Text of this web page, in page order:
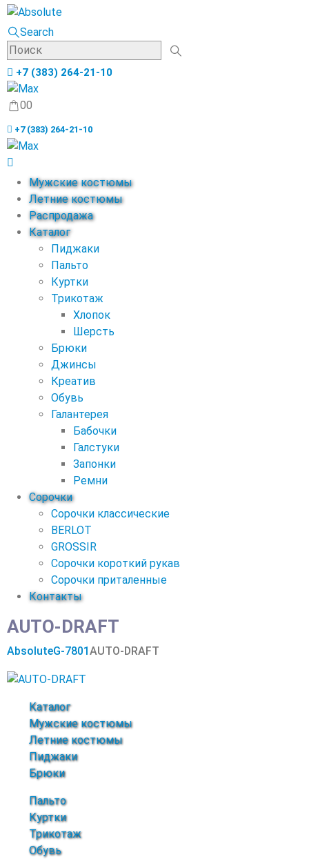
Search
+7 (383) 264-21-10
00
+7 (383) 264-21-10
Мужские костюмы
Летние костюмы
Распродажа
Каталог
Пиджаки
Пальто
Куртки
Трикотаж
Хлопок
Шерсть
Брюки
Джинсы
Креатив
Обувь
Галантерея
Бабочки
Галстуки
Запонки
Ремни
Сорочки
Сорочки классические
BERLOT
GROSSIR
Сорочки короткий рукав
Сорочки приталенные
Контакты
AUTO-DRAFT
AbsoluteG-7801AUTO-DRAFT
Каталог
Мужские костюмы
Летние костюмы
Пиджаки
Брюки
Пальто
Куртки
Трикотаж
Обувь